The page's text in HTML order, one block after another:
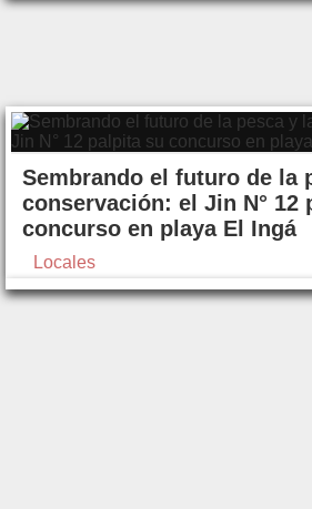
Sembrando el futuro de la
conservación: el Jin N° 12
concurso en playa El Ingá
Locales